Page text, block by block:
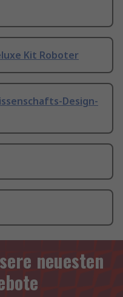
Kit Roboter
Design-
neuesten